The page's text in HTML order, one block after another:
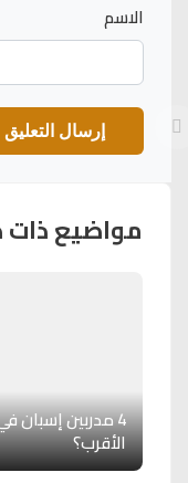
الاسم
مواضيع
4 مدربين إسبان
الأقرب؟